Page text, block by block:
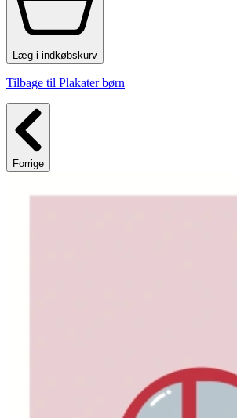
Læg i indkøbskurv
Tilbage til Plakater børn
Forrige